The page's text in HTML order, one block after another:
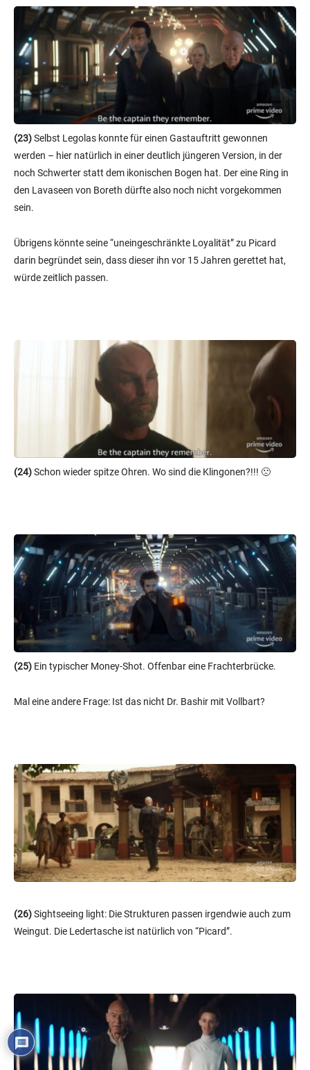
(23)Selbst Legolas konnte für einen Gastauftritt gewonnen
werden – hier natürlich in einer deutlich jüngeren Version, in der
noch Schwerter statt dem ikonischen Bogen hat. Der eine Ring in
den Lavaseen von Boreth dürfte also noch nicht vorgekommen
sein.
Übrigens könnte seine “uneingeschränkte Loyalität” zu Picard
darin begründet sein, dass dieser ihn vor 15 Jahren gerettet hat,
würde zeitlich passen.
(24)Schon wieder spitze Ohren. Wo sind die Klingonen?!!! 🙁
(25) Ein typischer Money-Shot. Offenbar eine Frachterbrücke.
Mal eine andere Frage: Ist das nicht Dr. Bashir mit Vollbart?
(26)Sightseeing light: Die Strukturen passen irgendwie auch zum
Weingut. Die Ledertasche ist natürlich von “Picard”.